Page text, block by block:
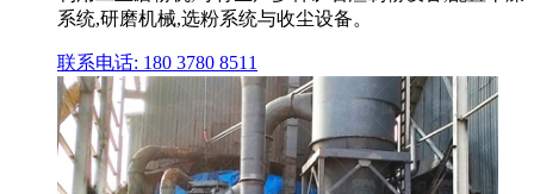
系统,研磨机械,选粉系统与收尘设备。
联系电话: 180 3780 8511